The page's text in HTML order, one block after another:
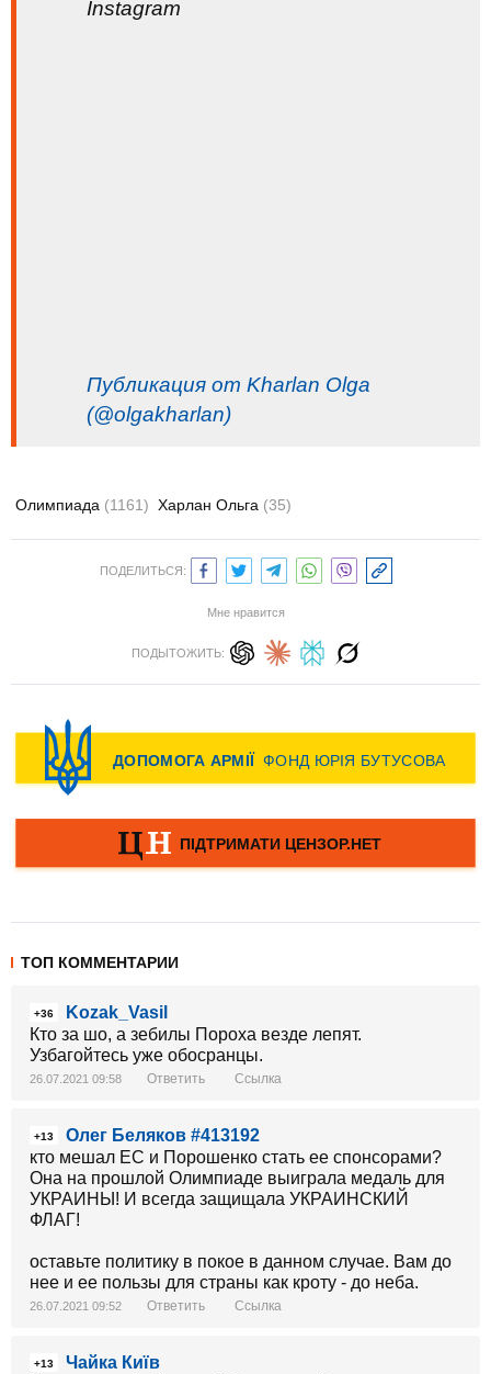
Instagram
Публикация от Kharlan Olga
(@olgakharlan)
Олимпиада (1161) Харлан Ольга (35)
ПОДЕЛИТЬСЯ:
Мне нравится
ПОДЫТОЖИТЬ:
ТОП КОММЕНТАРИИ
+36
Kozak_Vasil
Кто за шо, а зебилы Пороха везде лепят.
Узбагойтесь уже обосранцы.
26.07.2021 09:58 Ответить Ссылка
+13
Олег Беляков #413192
кто мешал ЕС и Порошенко стать ее спонсорами?
Она на прошлой Олимпиаде выиграла медаль для
УКРАИНЫ! И всегда защищала УКРАИНСКИЙ
ФЛАГ!
оставьте политику в покое в данном случае. Вам до
нее и ее пользы для страны как кроту - до неба.
26.07.2021 09:52 Ответить Ссылка
+13
Чайка Київ